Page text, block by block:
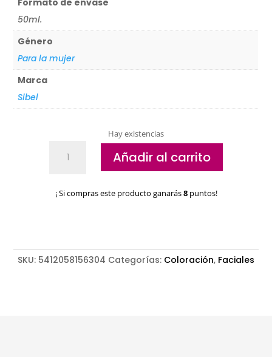
50ml.
Género
Para la mujer
Marca
Sibel
Hay existencias
Sibel
Añadir al carrito
¡ Si compras este producto ganarás8puntos!
SKU: 5412058156304 Categorías: Coloración, Faciales